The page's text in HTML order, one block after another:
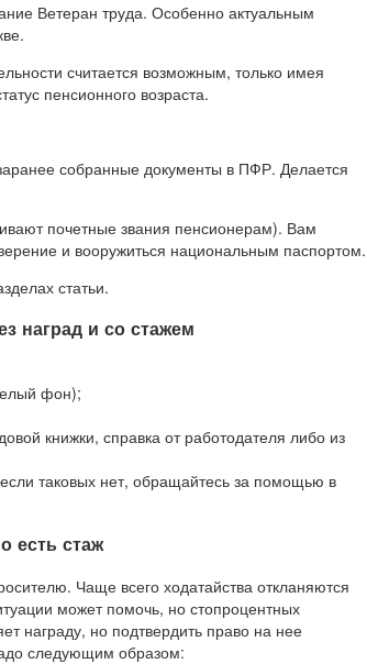
Ветеран труда. Особенно актуальным
считается возможным, только имея
пенсионного возраста.
собранные документы в ПФР. Делается
почетные звания пенсионерам). Вам
и вооружиться национальным паспортом.
статьи.
наград и со стажем
фон);
книжки, справка от работодателя либо из
таковых нет, обращайтесь за помощью в
есть стаж
Чаще всего ходатайства откланяются
может помочь, но стопроцентных
награду, но подтвердить право на нее
следующим образом: